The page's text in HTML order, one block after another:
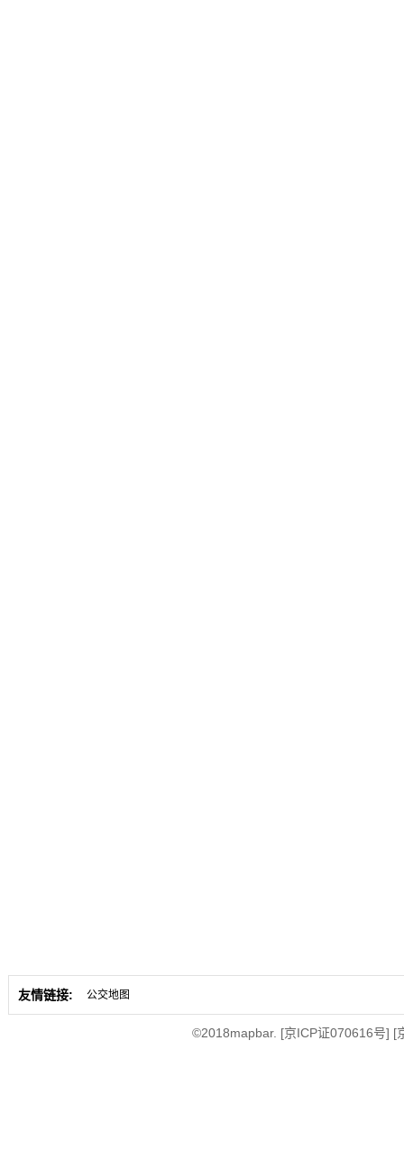
友情链接: 公交地图
©2018mapbar. [京ICP证070616号] [